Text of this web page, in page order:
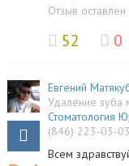
Отзыв
52 0
Евгений
Удаление зуба
Стоматология
(846) 223-03-03
Всем